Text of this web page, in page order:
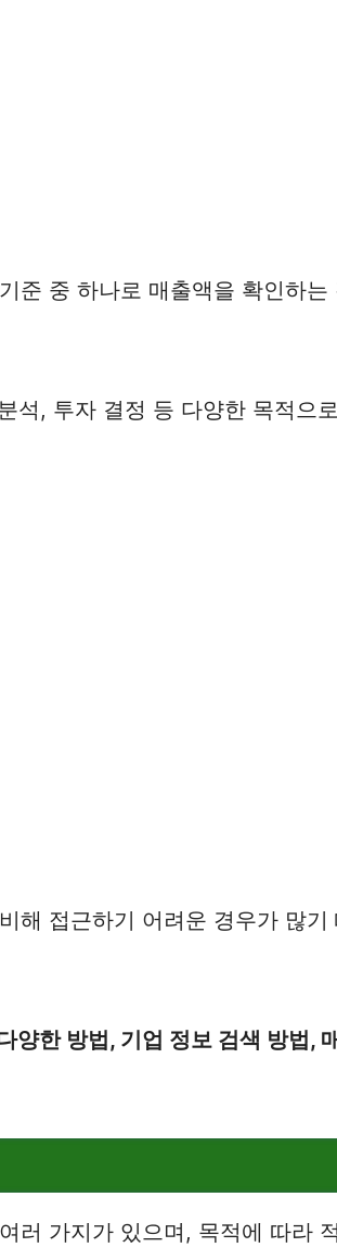
준 중 하나로 매출액을 확인하
석, 투자 결정 등 다양한 목적으
해 접근하기 어려운 경우가 많기
양한 방법, 기업 정보 검색 방법,
러 가지가 있으며, 목적에 따라